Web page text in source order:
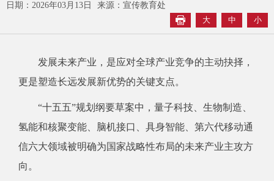
日期：2026年03月13日
来源：宣传教育处
大
中 小
发展未来产业，是应对全球产业竞争的主动抉择，
更是塑造长远发展新优势的关键支点。
“十五五”规划纲要草案中，量子科技、生物制造、
氢能和核聚变能、脑机接口、具身智能、第六代移动通
信六大领域被明确为国家战略性布局的未来产业主攻方
向。